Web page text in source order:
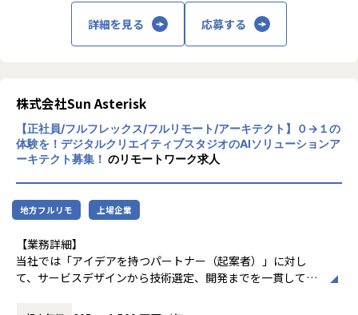
・業界に関するガイドラインに関するギャップ分析
・工場における資産調査やセキュリティのリスクアセスメ
〈生産設備・工場ネットワークのセキュリティ導入業務〉
・セキュリティ製品のPoC/導入支援（製品選定、設計構
築）
・工場ネットワークの監視（ログ分析、設定変更）
無
後も活用できていません。
それに対し当社ではセキュリティインテグレーションの専門
チームを編成、顧客がビジネスに集中できる安全な環境を提
【業務内容】
■具体的な業務例
・ゼロトラストネットワークアクセス実現におけるシステム
（Splunk、CyberArk、Okta、CrowdStrike等の導入）
【身につくスキル／キャリアパス】
・グローバル最先端の 高度なセキュリティ技術
計・開発・実験におけるモデルベース開発
（MBD）等を提供しており、IT領域において
は情報通信、IT/インターネット、EC分野を
ております。さらには、近年需要が拡大して
いるRPA・IoT・UWB・ドローン・セキュリ
ティ等の最新技術の活用についても精力的に
ご支援をしております。
またエンジニアに対しさまざまなはたらき方
の機会提供を行うべく、フリーランス人材の
マッチング、若手未経験エンジニア層の育成
支援等にも取り組んでおります。
値・高品質な「技術サービス」をご提供する
エンジニアリング企業であるよう精進してま
詳細を見る 応募する
株式会社Sun Asterisk
【正社員/フルフレックス/フルリモート/アーキテクト】０→１の
体験を！デジタルクリエイティブスタジオのAIソリューションア
ーキテクト募集！ のリモートワーク求人
地方フルリモ 上場企業
【業務詳細】
当社では「アイデアを持つパートナー（起案者）」に対し
て、サービスデザインから技術選定、開発までを一貫して提
スタートアップの開発支援から大手企業の新規サービス立ち